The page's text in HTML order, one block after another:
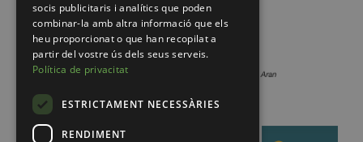
socis publicitaris i analítics que poden
combinar-la amb altra informació que els
heu proporcionat o que han recopilat a
partir del vostre ús dels seus serveis.
Política de privacitat
ESTRICTAMENT NECESSÀRIES
RENDIMENT